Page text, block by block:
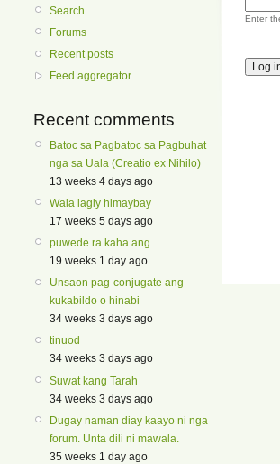
Search
Forums
Recent posts
Feed aggregator
Recent comments
Batoc sa Pagbatoc sa Pagbuhat
nga sa Uala (Creatio ex Nihilo)
13 weeks 4 days ago
Wala lagiy himaybay
17 weeks 5 days ago
puwede ra kaha ang
19 weeks 1 day ago
Unsaon pag-conjugate ang
kukabildo o hinabi
34 weeks 3 days ago
tinuod
34 weeks 3 days ago
Suwat kang Tarah
34 weeks 3 days ago
Dugay naman diay kaayo ni nga
forum. Unta dili ni mawala.
35 weeks 1 day ago
Enter